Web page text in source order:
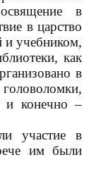
в
в царство
и учебником,
как
в
и конечно –
участие в
им были